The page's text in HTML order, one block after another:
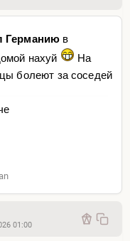
Германию в
нахуй
На
болеют за соседей
01:00